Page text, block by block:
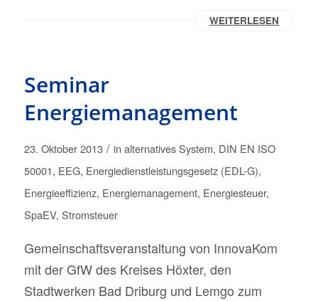
WEITERLESEN
Seminar
Energiemanagement
23. Oktober 2013 / in alternatives System, DIN EN ISO
50001, EEG, Energiedienstleistungsgesetz (EDL-G),
Energieeffizienz, Energiemanagement, Energiesteuer,
SpaEV, Stromsteuer
Gemeinschaftsveranstaltung von InnovaKom
mit der GfW des Kreises Höxter, den
Stadtwerken Bad Driburg und Lemgo zum